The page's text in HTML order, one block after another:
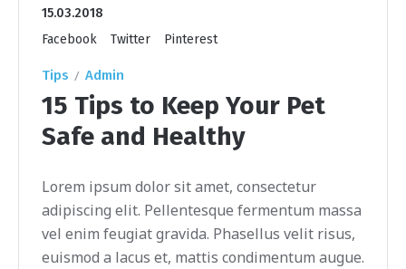
15.03.2018
Facebook
Twitter Pinterest
Tips Admin
15 Tips to Keep Your Pet
Safe and Healthy
Lorem ipsum dolor sit amet, consectetur
adipiscing elit. Pellentesque fermentum massa
vel enim feugiat gravida. Phasellus velit risus,
euismod a lacus et, mattis condimentum augue.